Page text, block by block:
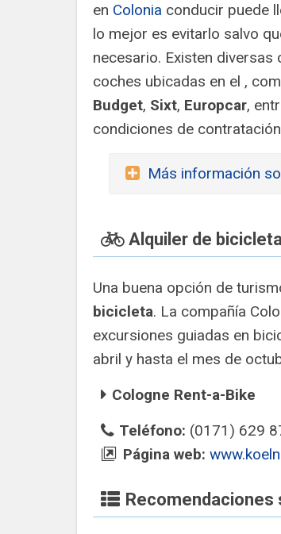
en Colonia conducir puede
lo mejor es evitarlo salvo
necesario. Existen
coches ubicadas en el ,
Budget, Sixt, Europcar,
condiciones de
Más información
Alquiler de
Una buena opción de
bicicleta. La compañía
excursiones guiadas en
abril y hasta el mes de
Cologne Rent-a-Bike
Teléfono: (0171) 629
Página web: